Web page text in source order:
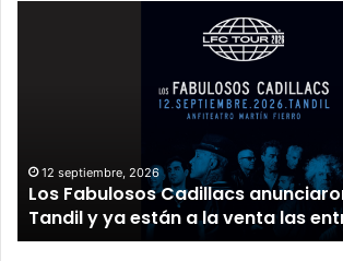
12 septiembre, 2026
Los Fabulosos Cadillacs
Tandil y ya están a la venta las